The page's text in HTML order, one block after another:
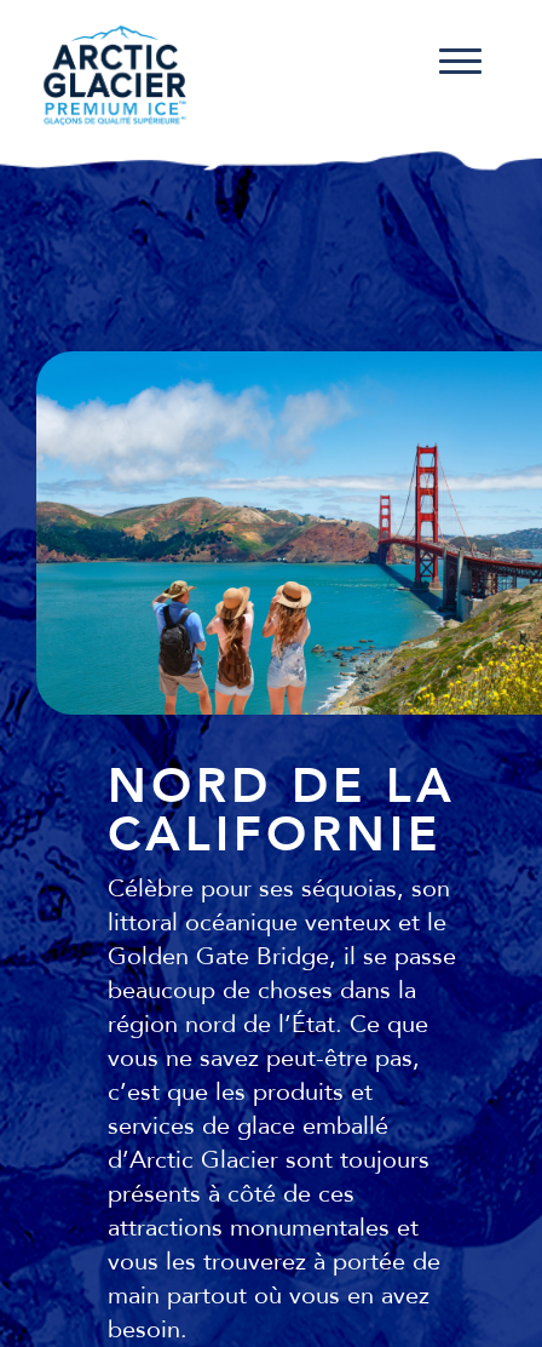
NORD DE LA
CALIFORNIE
Célèbre pour ses séquoias, son
littoral océanique venteux et le
Golden Gate Bridge, il se passe
beaucoup de choses dans la
région nord de l’État. Ce que
vous ne savez peut-être pas,
c’est que les produits et
services de glace emballé
d’Arctic Glacier sont toujours
présents à côté de ces
attractions monumentales et
vous les trouverez à portée de
main partout où vous en avez
besoin.